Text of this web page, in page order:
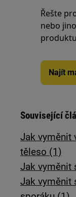
Řešte
nebo
Najít
Související
Jak vyměnit
těleso (1)
Jak vyměnit
Jak vyměnit